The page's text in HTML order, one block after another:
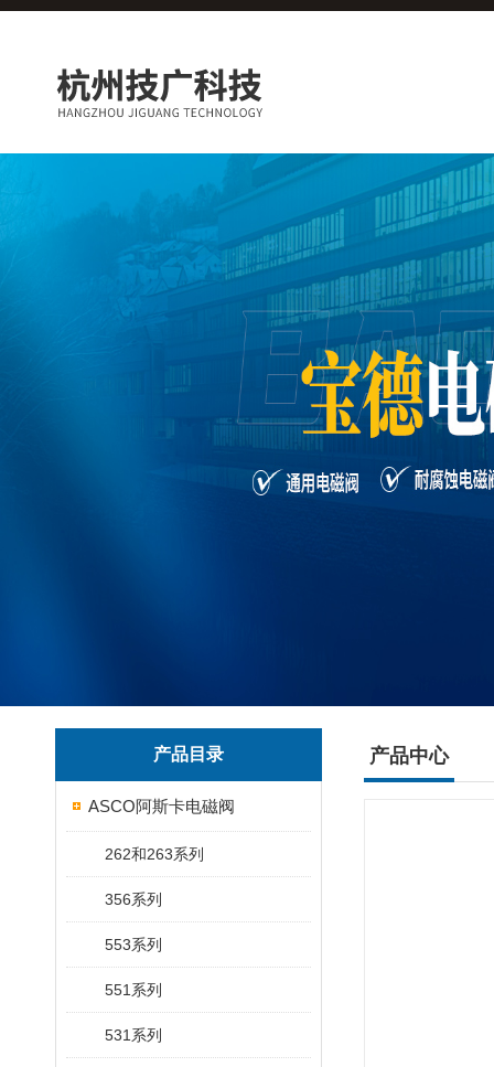
产品目录
ASCO阿斯卡电磁阀
262和263系列
356系列
553系列
551系列
531系列
产品中心